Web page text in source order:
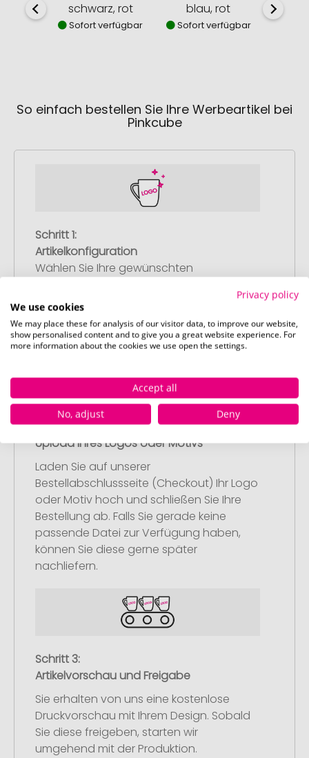
schwarz, rot
Sofort verfügbar
blau, rot
Sofort verfügbar
So einfach bestellen Sie Ihre Werbeartikel bei
Pinkcube
Schritt 1:
Artikelkonfiguration
Wählen Sie Ihre gewünschten
nach Ihren Vorstellungen an.
Anschließend legen Sie die konfigurierten
Artikel in Ihren Warenkorb.
Schritt 2:
Upload Ihres Logos oder Motivs
Laden Sie auf unserer
Bestellabschlussseite (Checkout) Ihr Logo
oder Motiv hoch und schließen Sie Ihre
Bestellung ab. Falls Sie gerade keine
passende Datei zur Verfügung haben,
können Sie diese gerne später
nachliefern.
Schritt 3:
Artikelvorschau und Freigabe
Sie erhalten von uns eine kostenlose
Druckvorschau mit Ihrem Design. Sobald
Sie diese freigeben, starten wir
umgehend mit der Produktion.
Privacy policy
We use cookies
We may place these for analysis of our visitor data, to improve our website,
show personalised content and to give you a great website experience. For
more information about the cookies we use open the settings.
Accept all
No, adjust
Deny